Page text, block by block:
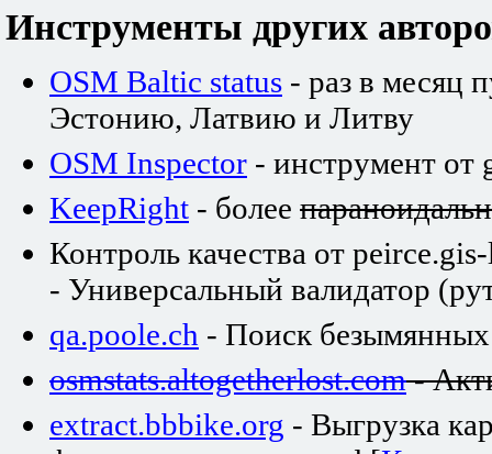
Инструменты других
OSM Baltic status - раз в месяц
Эстонию, Латвию и Литву
OSM Inspector - инструмент от
KeepRight - более
Контроль качества от
- Универсальный валидатор
qa.poole.ch - Поиск
osmstats.altogetherlost.com-
extract.bbbike.org - Выгрузка